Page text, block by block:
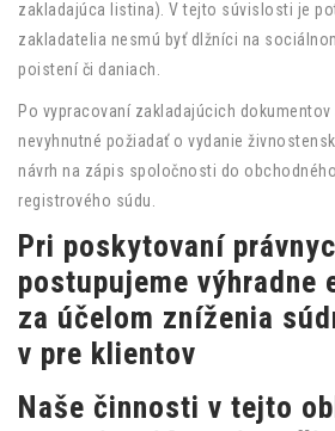
zakladajúca listina). V tejto súvislosti je
zakladatelia nesmú byť dlžníci na
poistení či daniach.
Po vypracovaní zakladajúcich
nevyhnutné požiadať o vydanie
návrh na zápis spoločnosti do
registrového súdu.
Pri poskytovaní
postupujeme výhradne
za účelom zníženia
v pre klientov
Naše činnosti v tejto